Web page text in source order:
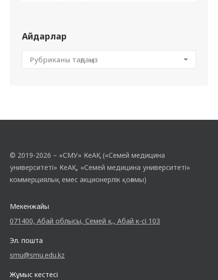
Айдарлар
© 2019-2026 – «СМУ» КеАҚ («Семей медицина
университеті» КеАҚ, «Семей медицина университеті»
коммерциялық емес акционерлік қоғамы)
Мекенжайы
071400, Абай облысы, Семей қ., Абай к-сі 103
Эл. пошта
smu@smu.edu.kz
Жұмыс кестесі